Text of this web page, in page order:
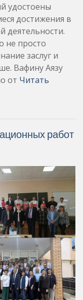
удостоены
достижения в
деятельности.
не просто
заслуг и
Вафину Аязу
от Читать
работ